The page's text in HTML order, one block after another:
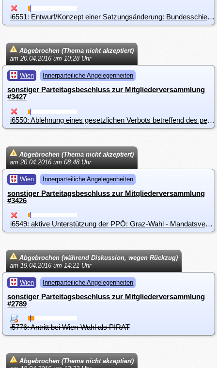
i6551: Entwurf/Konzept einer Satzungsänderung: Bundesschiedsgericht und Organfunktion auf Landesebene
Abgebrochen (Thema nicht akzeptiert)
am 20.04.2016 um 10:28 Uhr
Wien Innerparteiliche Angelegenheiten
sonstiger Parteitagsbeschluss zur Mitgliederversammlung
#3427
i6550: Ablehnung eines gesetzlichen Verbots betreffend des persönlichen Tragens religiöser Symbole
Abgebrochen (Thema nicht akzeptiert)
am 20.04.2016 um 08:48 Uhr
Wien Innerparteiliche Angelegenheiten
sonstiger Parteitagsbeschluss zur Mitgliederversammlung
#3426
i6549: aktive Unterstützung der PPÖ: Graz-Wahl - Mandatsverteidigung
Abgebrochen (während Diskussion, wegen Rückzug)
am 19.04.2016 um 14:21 Uhr
Wien Innerparteiliche Angelegenheiten
sonstiger Parteitagsbeschluss zur Mitgliederversammlung
#2789
i5776: Antritt bei Wien-Wahl als PIRAT
Abgebrochen (Thema nicht akzeptiert)